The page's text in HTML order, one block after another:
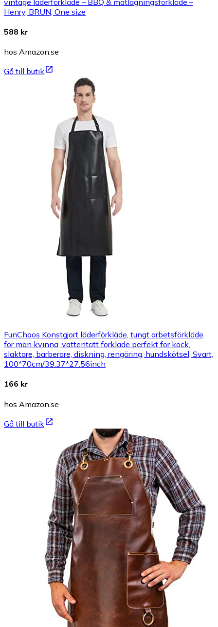
Henry, BRUN, One size
588 kr
hos Amazon.se
Gå till butik
FunChaos Konstgjort läderförkläde, tungt arbetsförkläde
för man kvinna, vattentätt förkläde perfekt för kock,
slaktare, barberare, diskning, rengöring, hundskötsel, Svart,
100*70cm/39.37*27.56inch
166 kr
hos Amazon.se
Gå till butik